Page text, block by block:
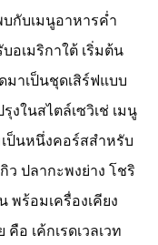
กับเมนูอาหารค่ำ
อเมริกาใต้ เริ่มต้น
มาเป็นชุดเสิร์ฟแบบ
งในสไตล์เซวิเช่ เมนู
ป็นหนึ่งคอร์สสำหรับ
ว ปลากะพงย่าง โชริ
พร้อมเครื่องเคียง
อ เค้กเรดเวลเวท